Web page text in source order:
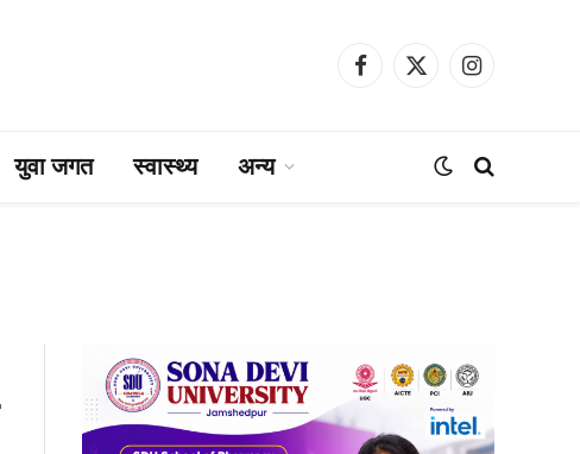
Facebook
X
Instagram
युवा जगत स्वास्थ्य अन्य